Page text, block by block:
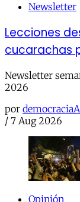
Newsletter
Lecciones
cucarachas
Newsletter
2026
por
/ 7 Aug 2026
Opinión